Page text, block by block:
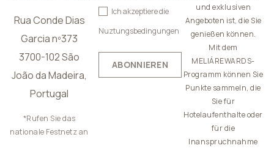
Rua Conde Dias
Garcia nº373
3700-102 São
João da Madeira,
Portugal
*Rufen Sie das
nationale Festnetz an
Ich akzeptiere die
Nuztungsbedingungen
ABONNIEREN
und exklusiven
Angeboten ist, die Sie
genießen können.
Mit dem
MELIÁREWARDS-
Programm können Sie
Punkte sammeln, die
Sie für
Hotelaufenthalte oder
für die
Inanspruchnahme